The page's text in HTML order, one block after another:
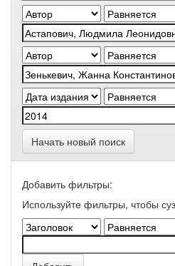
Начать новый поиск
Добавить фильтры:
Используйте фильтры, чтобы